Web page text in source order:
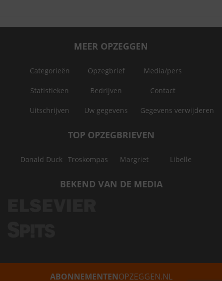
MEER OPZEGGEN
Categorieën Opzegbrief Media/pers
Statistieken Bedrijven Contact
Uitschrijven Uw gegevens Gegevens verwijderen
TOP OPZEGBRIEVEN
Donald Duck Troskompas Margriet Libelle
BEKEND VAN DE MEDIA
ABONNEMENTENOPZEGGEN.NL